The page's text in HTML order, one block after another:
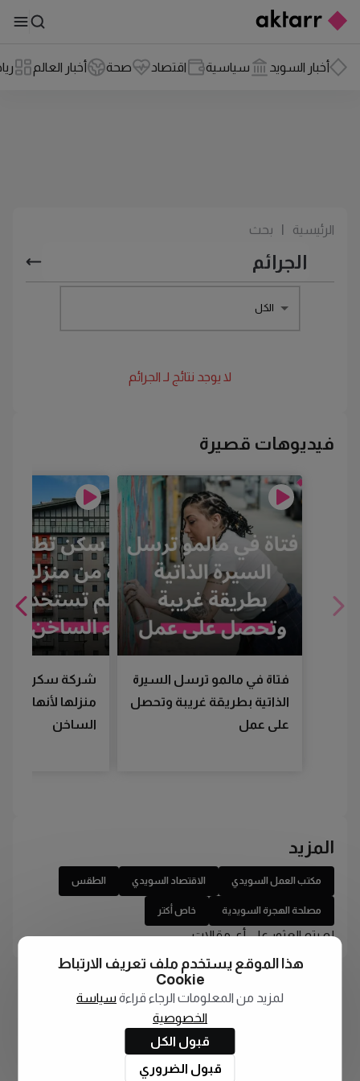
أخبار السويد سياسية اقتصاد صحة أخبار العالم
الرئيسية بحث
الكل
لا يوجد نتائج لـ الجرائم
فيديوهات قصيرة
فتاة في مالمو ترسل السيرة
الذاتية بطريقة غريبة وتحصل
على عمل
شركة سكن
منزلها لأنها لم
الساخن
المزيد
مكتب العمل السويدي الاقتصاد السويدي الطقس
مصلحة الهجرة السويدية خاص أكتر
لم يتم العثور على أي مقالات
هذا الموقع يستخدم ملف تعريف الارتباط
Cookie
لمزيد من المعلومات الرجاء قراءة سياسة
الخصوصية
قبول الكل
قبول الضروري